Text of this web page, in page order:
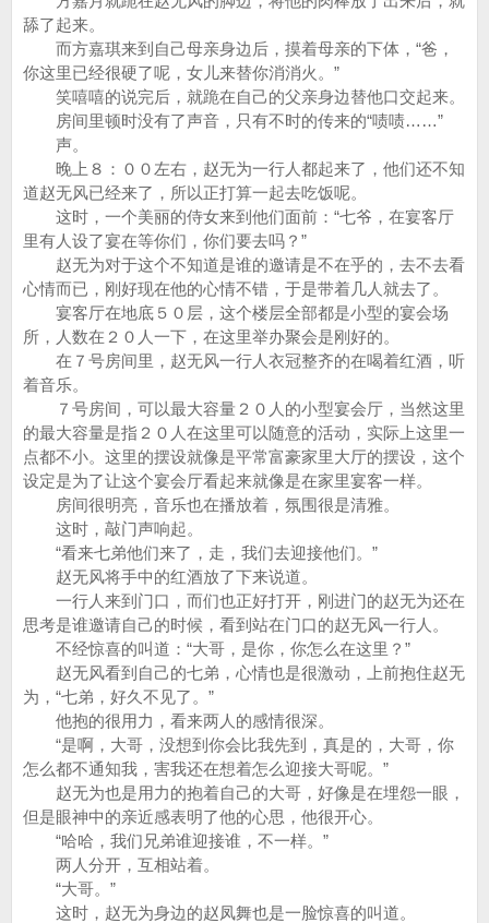
舔了起来。
而方嘉琪来到自己母亲身边后，摸着母亲的下体，“爸，
你这里已经很硬了呢，女儿来替你消消火。”
笑嘻嘻的说完后，就跪在自己的父亲身边替他口交起来。
房间里顿时没有了声音，只有不时的传来的“啧啧……”
声。
晚上８：００左右，赵无为一行人都起来了，他们还不知
道赵无风已经来了，所以正打算一起去吃饭呢。
这时，一个美丽的侍女来到他们面前：“七爷，在宴客厅
里有人设了宴在等你们，你们要去吗？”
赵无为对于这个不知道是谁的邀请是不在乎的，去不去看
心情而已，刚好现在他的心情不错，于是带着几人就去了。
宴客厅在地底５０层，这个楼层全部都是小型的宴会场
所，人数在２０人一下，在这里举办聚会是刚好的。
在７号房间里，赵无风一行人衣冠整齐的在喝着红酒，听
着音乐。
７号房间，可以最大容量２０人的小型宴会厅，当然这里
的最大容量是指２０人在这里可以随意的活动，实际上这里一
点都不小。这里的摆设就像是平常富豪家里大厅的摆设，这个
设定是为了让这个宴会厅看起来就像是在家里宴客一样。
房间很明亮，音乐也在播放着，氛围很是清雅。
这时，敲门声响起。
“看来七弟他们来了，走，我们去迎接他们。”
赵无风将手中的红酒放了下来说道。
一行人来到门口，而们也正好打开，刚进门的赵无为还在
思考是谁邀请自己的时候，看到站在门口的赵无风一行人。
不经惊喜的叫道：“大哥，是你，你怎么在这里？”
赵无风看到自己的七弟，心情也是很激动，上前抱住赵无
为，“七弟，好久不见了。”
他抱的很用力，看来两人的感情很深。
“是啊，大哥，没想到你会比我先到，真是的，大哥，你
怎么都不通知我，害我还在想着怎么迎接大哥呢。”
赵无为也是用力的抱着自己的大哥，好像是在埋怨一眼，
但是眼神中的亲近感表明了他的心思，他很开心。
“哈哈，我们兄弟谁迎接谁，不一样。”
两人分开，互相站着。
“大哥。”
这时，赵无为身边的赵凤舞也是一脸惊喜的叫道。